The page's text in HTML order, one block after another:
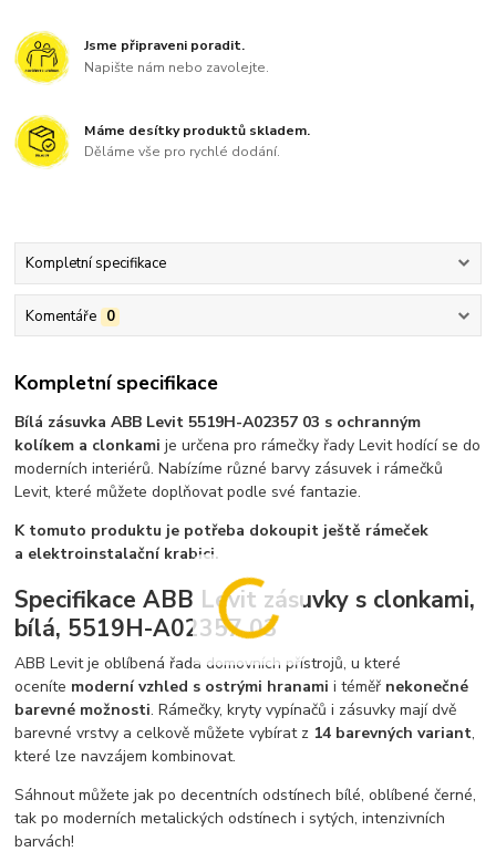
Jsme připraveni poradit.
Napište nám nebo zavolejte.
Máme desítky produktů skladem.
Děláme vše pro rychlé dodání.
Kompletní specifikace
Komentáře 0
Kompletní specifikace
Bílá zásuvka ABB Levit 5519H-A02357 03 s ochranným
kolíkem a clonkami je určena pro rámečky řady Levit hodící se do
moderních interiérů. Nabízíme různé barvy zásuvek i rámečků
Levit, které můžete doplňovat podle své fantazie.
K tomuto produktu je potřeba dokoupit ještě rámeček
a elektroinstalační krabici.
Specifikace ABB Levit zásuvky s clonkami,
bílá, 5519H-A02357 03
ABB Levit je oblíbená řada domovních přístrojů, u které
oceníte moderní vzhled s ostrými hranami i téměř nekonečné
barevné možnosti. Rámečky, kryty vypínačů i zásuvky mají dvě
barevné vrstvy a celkově můžete vybírat z 14 barevných variant,
které lze navzájem kombinovat.
Sáhnout můžete jak po decentních odstínech bílé, oblíbené černé,
tak po moderních metalických odstínech i sytých, intenzivních
barvách!